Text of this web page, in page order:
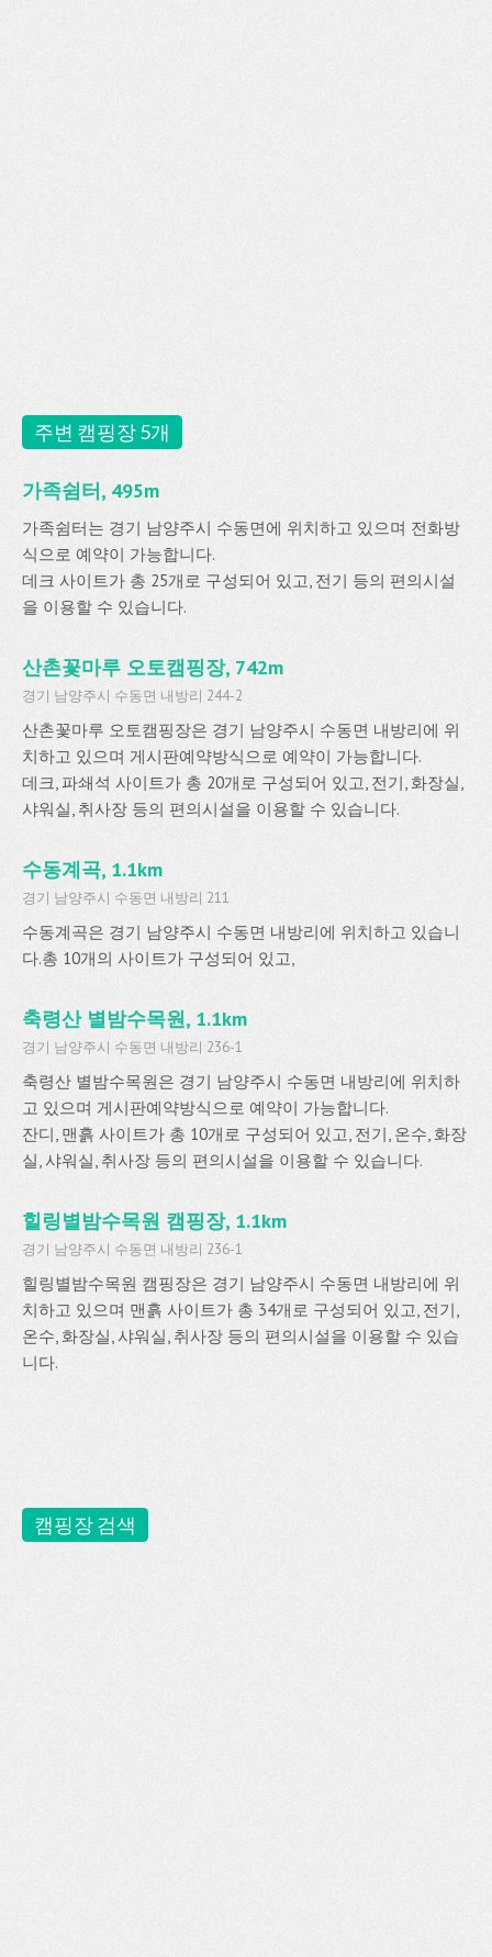
주변 캠핑장 5개
가족쉼터, 495m
가족쉼터는 경기 남양주시 수동면에 위치하고 있으며 전화방
식으로 예약이 가능합니다.
데크 사이트가 총 25개로 구성되어 있고, 전기 등의 편의시설
을 이용할 수 있습니다.
산촌꽃마루 오토캠핑장, 742m
경기 남양주시 수동면 내방리 244-2
산촌꽃마루 오토캠핑장은 경기 남양주시 수동면 내방리에 위
치하고 있으며 게시판예약방식으로 예약이 가능합니다.
데크, 파쇄석 사이트가 총 20개로 구성되어 있고, 전기, 화장실,
샤워실, 취사장 등의 편의시설을 이용할 수 있습니다.
수동계곡, 1.1km
경기 남양주시 수동면 내방리 211
수동계곡은 경기 남양주시 수동면 내방리에 위치하고 있습니
다.총 10개의 사이트가 구성되어 있고,
축령산 별밤수목원, 1.1km
경기 남양주시 수동면 내방리 236-1
축령산 별밤수목원은 경기 남양주시 수동면 내방리에 위치하
고 있으며 게시판예약방식으로 예약이 가능합니다.
잔디, 맨흙 사이트가 총 10개로 구성되어 있고, 전기, 온수, 화장
실, 샤워실, 취사장 등의 편의시설을 이용할 수 있습니다.
힐링별밤수목원 캠핑장, 1.1km
경기 남양주시 수동면 내방리 236-1
힐링별밤수목원 캠핑장은 경기 남양주시 수동면 내방리에 위
치하고 있으며 맨흙 사이트가 총 34개로 구성되어 있고, 전기,
온수, 화장실, 샤워실, 취사장 등의 편의시설을 이용할 수 있습
니다.
캠핑장 검색